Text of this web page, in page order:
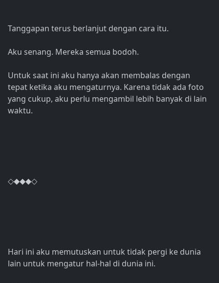
Tanggapan terus berlanjut dengan cara itu.
Aku senang. Mereka semua bodoh.
Untuk saat ini aku hanya akan membalas dengan
tepat ketika aku mengaturnya. Karena tidak ada foto
yang cukup, aku perlu mengambil lebih banyak di lain
waktu.
◇◆◆◆◇
Hari ini aku memutuskan untuk tidak pergi ke dunia
lain untuk mengatur hal-hal di dunia ini.